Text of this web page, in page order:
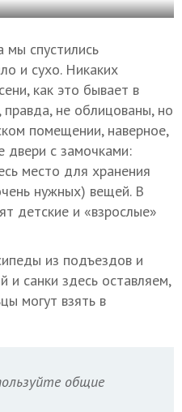
спустились
и сухо. Никаких
как это бывает в
не облицованы, но
помещении, наверное,
двери с замочками:
место для хранения
нужных) вещей. В
детские и «взрослые»
из подъездов и
и санки здесь оставляем,
могут взять в
общие